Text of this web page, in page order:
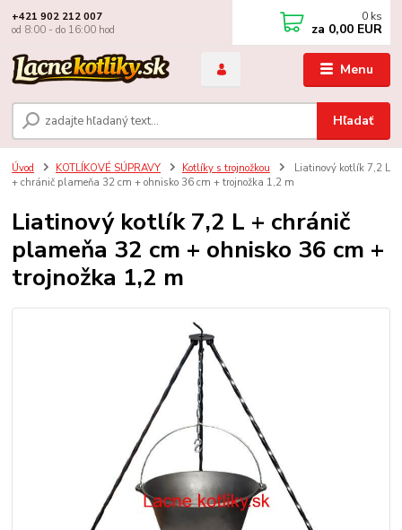
Menu
Hľadať
+421 902 212 007
od 8:00 - do 16:00 hod
0 ks
za 0,00 EUR
Úvod KOTLÍKOVÉ SÚPRAVY Kotlíky s trojnožkou
Liatinový kotlík 7,2 L
+ chránič plameňa 32 cm + ohnisko 36 cm + trojnožka 1,2 m
Liatinový kotlík 7,2 L + chránič
plameňa 32 cm + ohnisko 36 cm +
trojnožka 1,2 m